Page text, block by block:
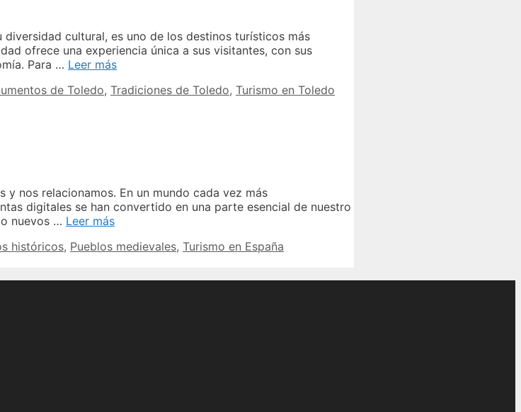
cultural, es uno de los destinos turísticos más
ofrece una experiencia única a sus visitantes, con sus
Para … Leer másDescubre
más
de Toledo, Tradiciones de Toledo, Turismo en Toledo
nos relacionamos. En un mundo cada vez más
digitales se han convertido en una parte esencial de nuestro
nuevos … Leer másTotanes
históricos, Pueblos medievales, Turismo en España